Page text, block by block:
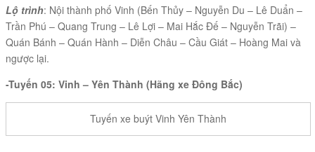
Lộ trình: Nội thành phố Vinh (Bến Thủy – Nguyễn Du – Lê Duẩn –
Trần Phú – Quang Trung – Lê Lợi – Mai Hắc Đế – Nguyễn Trãi) –
Quán Bánh – Quán Hành – Diễn Châu – Cầu Giát – Hoàng Mai và
ngược lại.
-Tuyến 05: Vinh – Yên Thành (Hãng xe Đông Bắc)
Tuyến xe buýt Vinh Yên Thành